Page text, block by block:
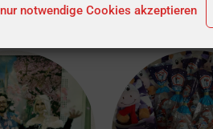
nur notwendige Cookies akzeptieren